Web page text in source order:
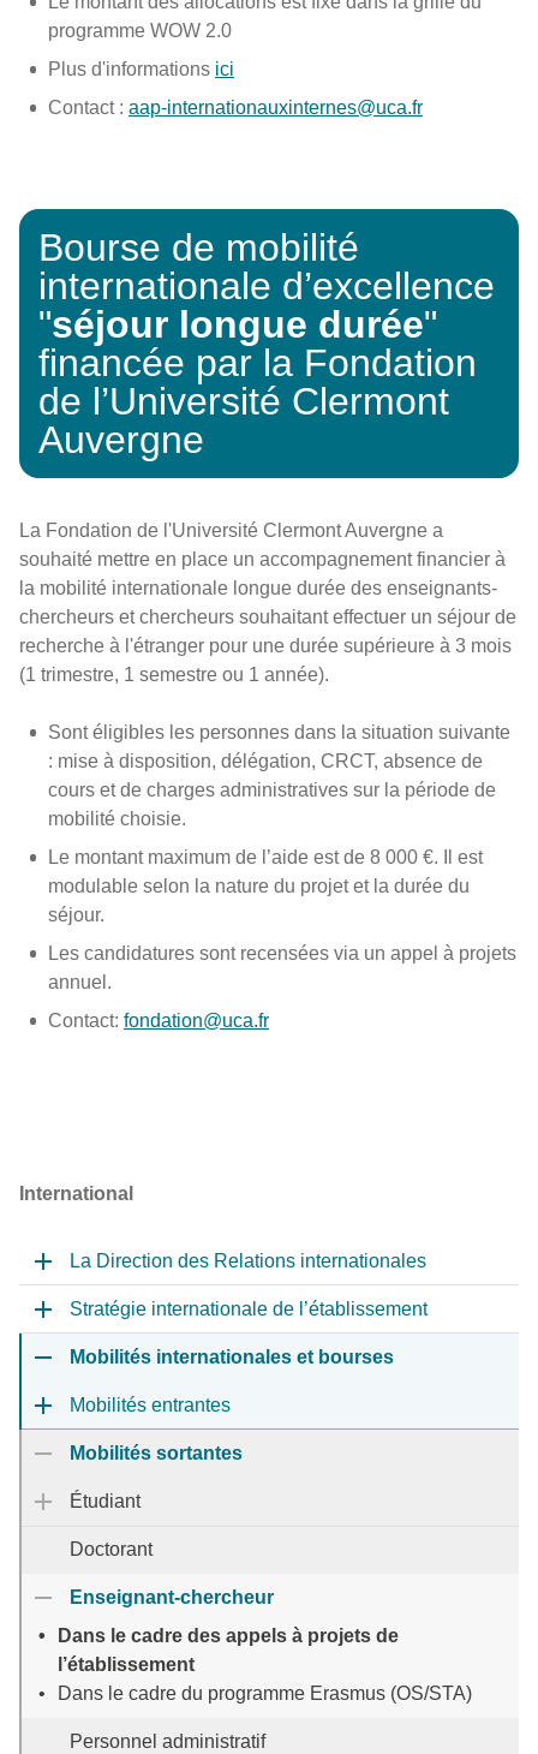
programme WOW 2.0
Plus d'informations ici
Contact : aap-internationauxinternes@uca.fr
Bourse de mobilité
internationale d’excellence
"séjour longue durée"
financée par la Fondation
de l’Université Clermont
Auvergne
La Fondation de l'Université Clermont Auvergne a
souhaité mettre en place un accompagnement financier à
la mobilité internationale longue durée des enseignants-
chercheurs et chercheurs souhaitant effectuer un séjour de
recherche à l'étranger pour une durée supérieure à 3 mois
(1 trimestre, 1 semestre ou 1 année).
Sont éligibles les personnes dans la situation suivante
: mise à disposition, délégation, CRCT, absence de
cours et de charges administratives sur la période de
mobilité choisie.
Le montant maximum de l’aide est de 8 000 €. Il est
modulable selon la nature du projet et la durée du
séjour.
Les candidatures sont recensées via un appel à projets
annuel.
Contact: fondation@uca.fr
International
La Direction des Relations internationales
Stratégie internationale de l’établissement
Mobilités internationales et bourses
Mobilités entrantes
Mobilités sortantes
Étudiant
Doctorant
Enseignant-chercheur
Dans le cadre des appels à projets de
l’établissement
Dans le cadre du programme Erasmus (OS/STA)
Personnel administratif